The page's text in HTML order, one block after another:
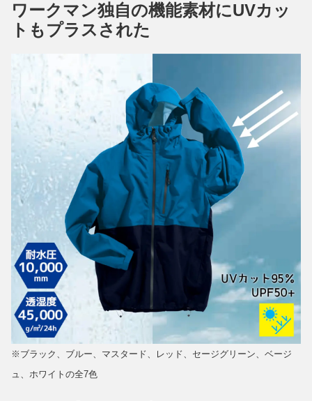
ワークマン独自の機能素材にUVカッ
トもプラスされた
※ブラック、ブルー、マスタード、レッド、セージグリーン、ベージ
ュ、ホワイトの全7色